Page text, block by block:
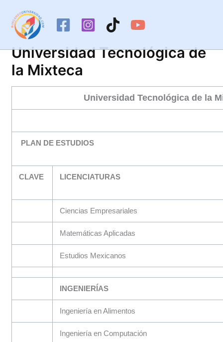
contenido
Universidad Tecnológica de
la Mixteca
Universidad Tecnológica de la
PLAN DE ESTUDIOS
CLAVE LICENCIATURAS
Ciencias Empresariales
Matemáticas Aplicadas
Estudios Mexicanos
INGENIERÍAS
Ingeniería en Alimentos
Ingeniería en Computación